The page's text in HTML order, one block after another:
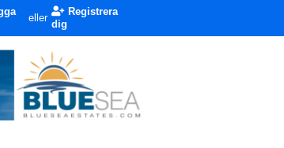
eller
Registrera
dig